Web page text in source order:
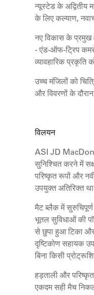
न्यूस्टेड के अद्वितीय
के लिए कल्याण,
नए विकास के प्रमुख
- एंड-ऑफ-ट्रिप
व्यावहारिक
उच्च मंजिलों को
और विवरणों के
विलयन
ASI JD
सुनिश्चित करने में
परिष्कृत रूपों और
उपयुक्त अतिरिक्त
मैट ब्लैक में
भूतल सुविधाओं की
से छुपा हुआ टिका और
दृष्टिकोण सहायक
बिना किसी
हड़ताली और
एकदम सही मैच